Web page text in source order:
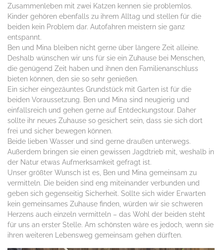
Zusammenleben mit zwei Katzen kennen sie problemlos.
Kinder gehören ebenfalls zu ihrem Alltag und stellen für die
beiden kein Problem dar. Autofahren meistern sie ganz
entspannt.
Ben und Mina bleiben nicht gerne über längere Zeit alleine.
Deshalb wünschen wir uns für sie ein Zuhause bei Menschen,
die genügend Zeit haben und ihnen den Familienanschluss
bieten können, den sie so sehr genießen.
Ein sicher eingezäuntes Grundstück mit Garten ist für die
beiden Voraussetzung. Ben und Mina sind neugierig und
einfallsreich und gehen gerne auf Entdeckungstour. Daher
sollte ihr neues Zuhause so gesichert sein, dass sie sich dort
frei und sicher bewegen können.
Beide lieben Wasser und sind gerne draußen unterwegs.
Außerdem bringen sie einen gewissen Jagdtrieb mit, weshalb in
der Natur etwas Aufmerksamkeit gefragt ist.
Unser größter Wunsch ist es, Ben und Mina gemeinsam zu
vermitteln. Die beiden sind eng miteinander verbunden und
geben sich gegenseitig Sicherheit. Sollte sich wider Erwarten
kein gemeinsames Zuhause finden, würden wir sie schweren
Herzens auch einzeln vermitteln – das Wohl der beiden steht
für uns an erster Stelle. Am schönsten wäre es jedoch, wenn sie
ihren weiteren Lebensweg gemeinsam gehen dürften.